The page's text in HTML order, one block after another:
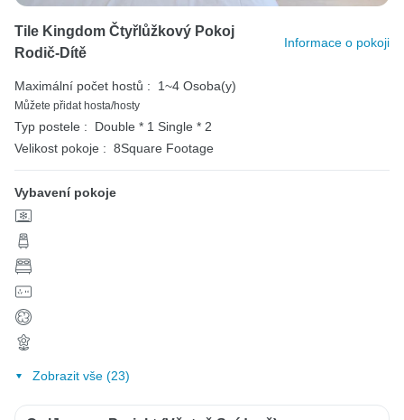
Tile Kingdom Čtyřlůžkový Pokoj
Rodič-Dítě
Informace o pokoji
Maximální počet hostů : 1~4 Osoba(y)
Můžete přidat hosta/hosty
Typ postele : Double * 1 Single * 2
Velikost pokoje : 8Square Footage
Vybavení pokoje
Zobrazit vše (23)